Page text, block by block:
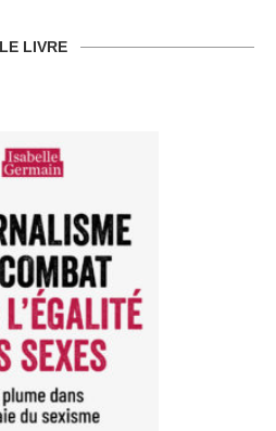
LE LIVRE